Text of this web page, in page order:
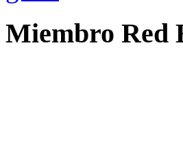
Miembro Red